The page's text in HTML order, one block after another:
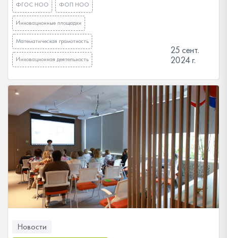
ФГОС НОО ФОП НОО
Инновационные площадки
Математическая грамотность
Инновационная деятельность
25 сент.
2024 г.
Новости